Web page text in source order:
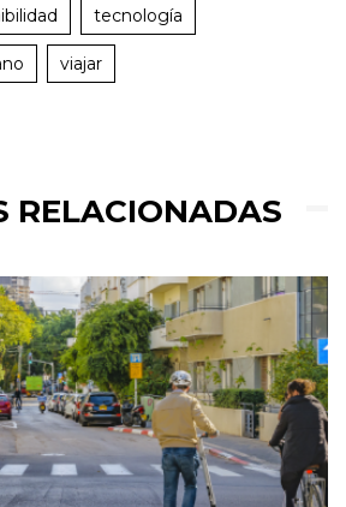
tecnología
viajar
RELACIONADAS